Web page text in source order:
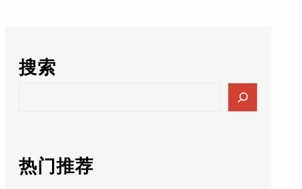
搜索
c
h
热门推荐